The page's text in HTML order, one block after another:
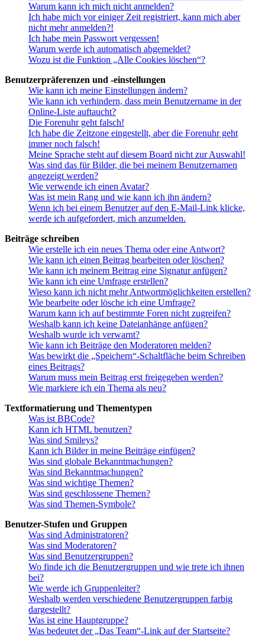
Warum kann ich mich nicht anmelden?
Ich habe mich vor einiger Zeit registriert, kann mich aber
nicht mehr anmelden?!
Ich habe mein Passwort vergessen!
Warum werde ich automatisch abgemeldet?
Wozu ist die Funktion „Alle Cookies löschen“?
Benutzerpräferenzen und -einstellungen
Wie kann ich meine Einstellungen ändern?
Wie kann ich verhindern, dass mein Benutzername in der
Online-Liste auftaucht?
Die Forenuhr geht falsch!
Ich habe die Zeitzone eingestellt, aber die Forenuhr geht
immer noch falsch!
Meine Sprache steht auf diesem Board nicht zur Auswahl!
Was sind das für Bilder, die bei meinem Benutzernamen
angezeigt werden?
Wie verwende ich einen Avatar?
Was ist mein Rang und wie kann ich ihn ändern?
Wenn ich bei einem Benutzer auf den E-Mail-Link klicke,
werde ich aufgefordert, mich anzumelden.
Beiträge schreiben
Wie erstelle ich ein neues Thema oder eine Antwort?
Wie kann ich einen Beitrag bearbeiten oder löschen?
Wie kann ich meinem Beitrag eine Signatur anfügen?
Wie kann ich eine Umfrage erstellen?
Wieso kann ich nicht mehr Antwortmöglichkeiten erstellen?
Wie bearbeite oder lösche ich eine Umfrage?
Warum kann ich auf bestimmte Foren nicht zugreifen?
Weshalb kann ich keine Dateianhänge anfügen?
Weshalb wurde ich verwarnt?
Wie kann ich Beiträge den Moderatoren melden?
Was bewirkt die „Speichern“-Schaltfläche beim Schreiben
eines Beitrags?
Warum muss mein Beitrag erst freigegeben werden?
Wie markiere ich ein Thema als neu?
Textformatierung und Thementypen
Was ist BBCode?
Kann ich HTML benutzen?
Was sind Smileys?
Kann ich Bilder in meine Beiträge einfügen?
Was sind globale Bekanntmachungen?
Was sind Bekanntmachungen?
Was sind wichtige Themen?
Was sind geschlossene Themen?
Was sind Themen-Symbole?
Benutzer-Stufen und Gruppen
Was sind Administratoren?
Was sind Moderatoren?
Was sind Benutzergruppen?
Wo finde ich die Benutzergruppen und wie trete ich ihnen
bei?
Wie werde ich Gruppenleiter?
Weshalb werden verschiedene Benutzergruppen farbig
dargestellt?
Was ist eine Hauptgruppe?
Was bedeutet der „Das Team“-Link auf der Startseite?